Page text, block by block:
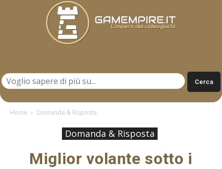
Home Domanda & Risposta
Domanda & Risposta
Miglior volante sotto i